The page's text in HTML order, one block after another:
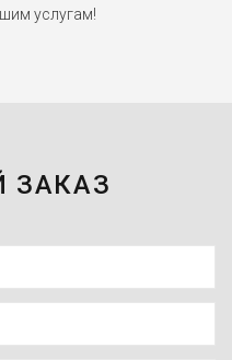
услугам!
ЗАКАЗ